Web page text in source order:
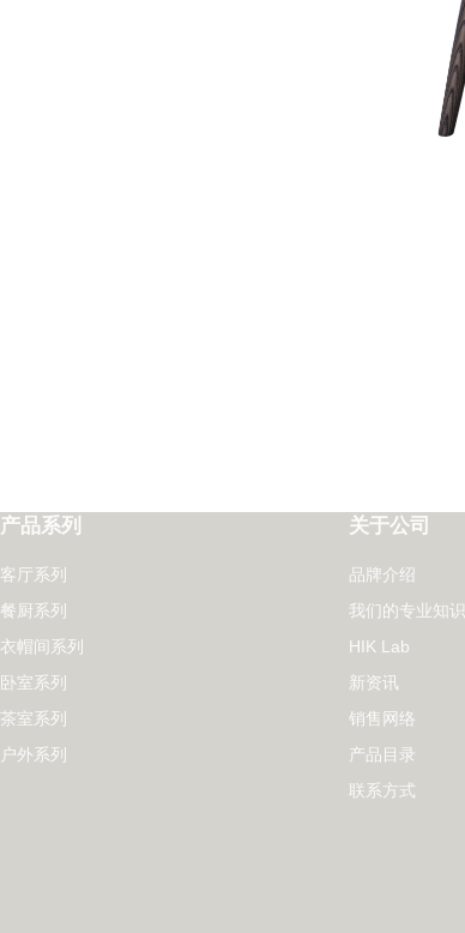
产品系列
客厅系列
餐厨系列
衣帽间系列
卧室系列
茶室系列
户外系列
关于公司
品牌介绍
我们的专业知识
HIK Lab
新资讯
销售网络
产品目录
联系方式